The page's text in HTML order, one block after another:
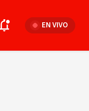
EN VIVO